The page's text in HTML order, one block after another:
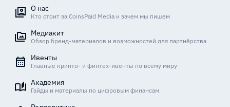
О нас
Кто стоит за CoinsPaid Media и зачем мы пишем
Медиакит
Обзор бренд-материалов и возможностей для партнёрства
Ивенты
Главные крипто- и финтех-ивенты по всему миру
Академия
Гайды и материалы по цифровым финансам